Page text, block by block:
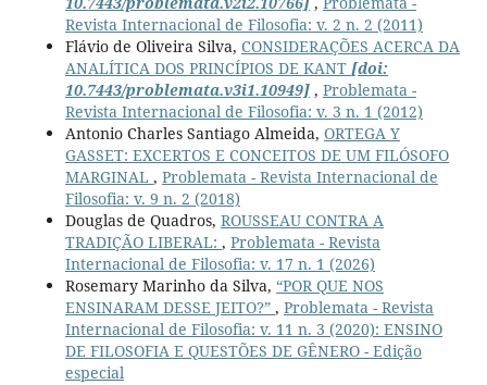
Revista Internacional de Filosofia: v. 2 n. 2 (2011)
Flávio de Oliveira Silva, CONSIDERAÇÕES ACERCA DA
ANALÍTICA DOS PRINCÍPIOS DE KANT [doi:
10.7443/problemata.v3i1.10949], Problemata -
Revista Internacional de Filosofia: v. 3 n. 1 (2012)
Antonio Charles Santiago Almeida, ORTEGA Y
GASSET: EXCERTOS E CONCEITOS DE UM FILÓSOFO
MARGINAL , Problemata - Revista Internacional de
Filosofia: v. 9 n. 2 (2018)
Douglas de Quadros, ROUSSEAU CONTRA A
TRADIÇÃO LIBERAL: , Problemata - Revista
Internacional de Filosofia: v. 17 n. 1 (2026)
Rosemary Marinho da Silva, “POR QUE NOS
ENSINARAM DESSE JEITO?” , Problemata - Revista
Internacional de Filosofia: v. 11 n. 3 (2020): ENSINO
DE FILOSOFIA E QUESTÕES DE GÊNERO - Edição
especial